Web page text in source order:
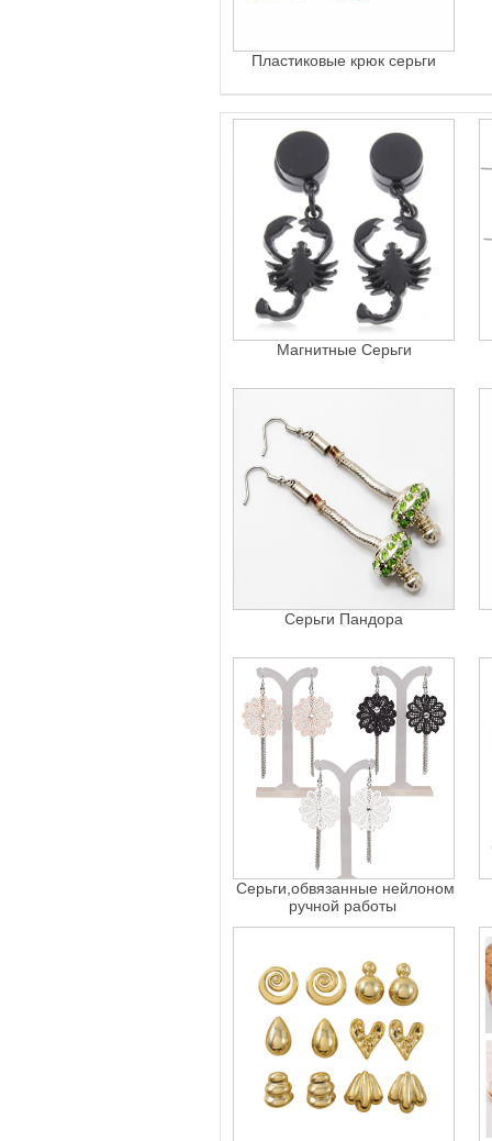
Пластиковые крюк серьги
Магнитные Серьги
Серьги Пандора
Серьги,обвязанные нейлоном
ручной работы